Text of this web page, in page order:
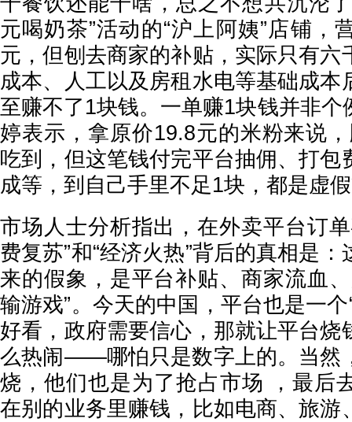
元喝奶茶”活动的“沪上阿姨”店铺，
元，但刨去商家的补贴，实际只有六
成本、人工以及房租水电等基础成本
至赚不了1块钱。一单赚1块钱并非个
婷表示，拿原价19.8元的米粉来说
吃到，但这笔钱付完平台抽佣、打包
成等，到自己手里不足1块，都是虚
市场人士分析指出，在外卖平台订
费复苏”和“经济火热”背后的真相是
来的假象，是平台补贴、商家流血
输游戏”。今天的中国，平台也是一
好看，政府需要信心，那就让平台烧
么热闹——哪怕只是数字上的。当然
烧，他们也是为了抢占市场 ，最后
在别的业务里赚钱，比如电商、旅游